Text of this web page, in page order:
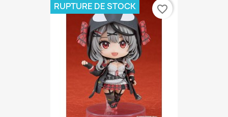
RUPTURE DE STOCK favorite_border